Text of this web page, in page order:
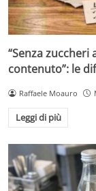
“Senza zuccheri
contenuto”: le
Raffaele Moauro
Leggi di più